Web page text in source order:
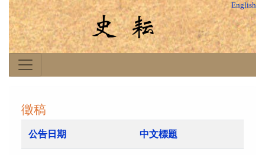
English
徵稿
公告日期 中文標題